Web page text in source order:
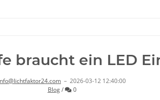
braucht ein LED
– 2026-03-12 12:40:00
Blog / Kommentare
0